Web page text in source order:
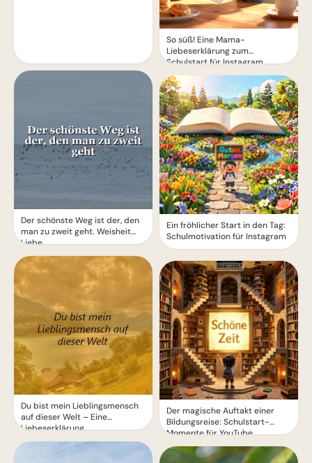
Der schönste Weg ist der, den
man zu zweit geht. Weisheit
Liebe.
Du bist mein Lieblingsmensch
auf dieser Welt – Eine
Liebeserklärung
So süß! Eine Mama-
Liebeserklärung zum
Schulstart für Instagram
Ein fröhlicher Start in den Tag:
Schulmotivation für Instagram
Der magische Auftakt einer
Bildungsreise: Schulstart-
Momente für YouTube